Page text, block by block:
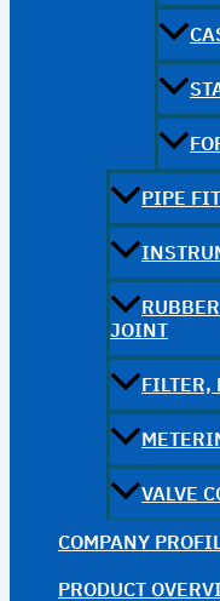
PIPE
JOINT
FILTER,
VALVE
COMPANY
PRODUCT